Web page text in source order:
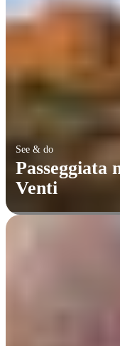
See & do
Passeggiata
Venti